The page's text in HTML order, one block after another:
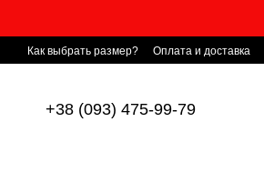
Как выбрать размер? Оплата и доставка
+38 (093) 475-99-79